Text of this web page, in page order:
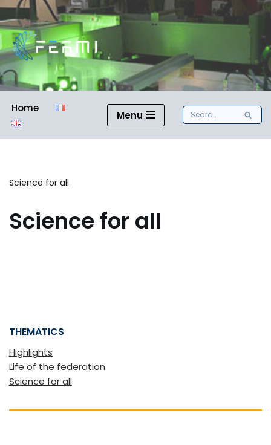
Skip
to
content
Home
Menu
Science for all
Science for all
THEMATICS
Highlights
Life of the federation
Science for all